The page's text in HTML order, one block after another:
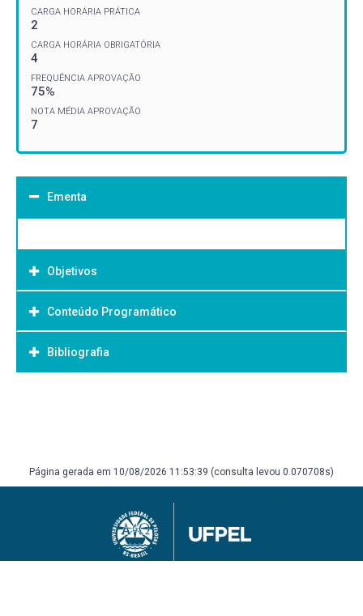
CARGA HORÁRIA PRÁTICA
2
CARGA HORÁRIA OBRIGATÓRIA
4
FREQUÊNCIA APROVAÇÃO
75%
NOTA MÉDIA APROVAÇÃO
7
Ementa
Objetivos
Objetivo Geral:
Conteúdo Programático
Bibliografia
Página gerada em 10/08/2026 11:53:39 (consulta levou 0.070708s)